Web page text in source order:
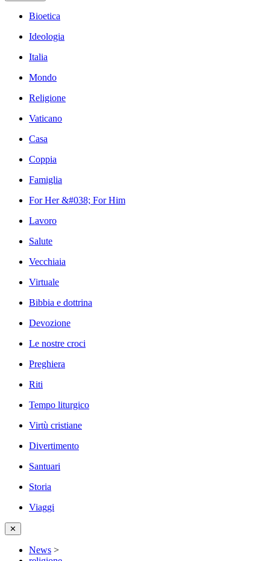
Bioetica
Ideologia
Italia
Mondo
Religione
Vaticano
Casa
Coppia
Famiglia
For Her &#038; For Him
Lavoro
Salute
Vecchiaia
Virtuale
Bibbia e dottrina
Devozione
Le nostre croci
Preghiera
Riti
Tempo liturgico
Virtù cristiane
Divertimento
Santuari
Storia
Viaggi
✕
News >